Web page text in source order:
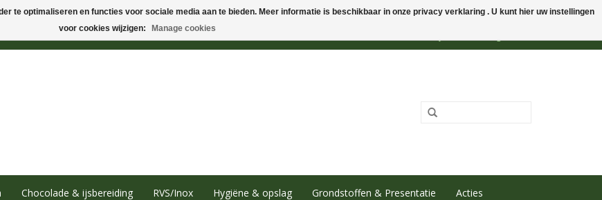
Chocolade & ijsbereiding RVS/Inox Hygiëne & opslag Grondstoffen & Presentatie Acties
te optimaliseren en functies voor sociale media aan te bieden. Meer informatie is beschikbaar in onze privacy verklaring . U kunt hier uw instellingen
voor cookies wijzigen:
Manage cookies